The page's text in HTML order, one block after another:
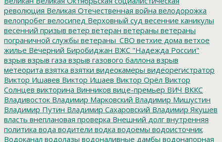
революция Великая Отечественная война велодорожка
велопробег велосипед Верховный суд весенние каникулы
весенний призыв ветер ветеран ветераны ветераны
пограничной службы ветераны_СВО ветхие дома ветхое
жилье Вечерний Биробиджан ВЖС "Надежда России"
взрыв взрыв газа взрыв газового баллона взрыв
метеорита взятка взятки видеокамеры видеорегистратор
Виктор Ишавев Виктор Ишаев Виктор Орёл Виктор
Солнцев викторина Винников вице-премьер ВИЧ ВККС
Владивосток Владимир Марковский Владимир Мишустин
Владимир Путин Владимир Сахаровский Владимир Якушев
власть внеплановая проверка Внешний долг внутренняя
политика вода водители водка водоемы водоисточник
Водоканал водолазы водоналивные дамбы водонапорная